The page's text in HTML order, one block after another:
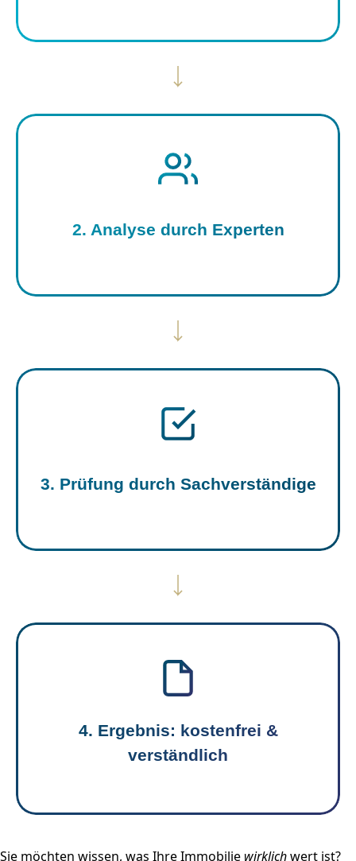
2. Analyse durch Experten
3. Prüfung durch Sachverständige
4. Ergebnis: kostenfrei &
verständlich
Sie möchten wissen, was Ihre Immobilie wirklichwert ist?